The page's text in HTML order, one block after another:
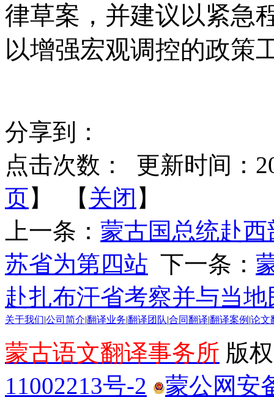
律草案，并建议以紧急
以增强宏观调控的政策
分享到：
点击次数：
更新时间：
页】 【 关闭 】
上一条： 蒙古国总统赴
苏省为第四站 下一条：
赴扎布汗省考察并与当
关于我们 公司简介 翻译业务 翻译团队 合同翻译 翻译案例 论文
蒙古语文翻译事务所 版
11002213号-2
蒙公网安